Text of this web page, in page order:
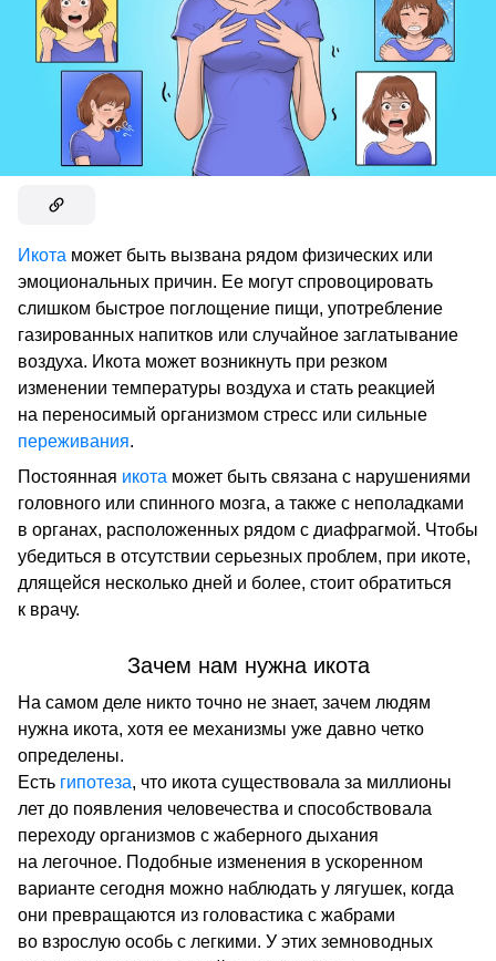
Икота может быть вызвана рядом физических или
эмоциональных причин. Ее могут спровоцировать
слишком быстрое поглощение пищи, употребление
газированных напитков или случайное заглатывание
воздуха. Икота может возникнуть при резком
изменении температуры воздуха и стать реакцией
на переносимый организмом стресс или сильные
переживания.
Постоянная икота может быть связана с нарушениями
головного или спинного мозга, а также с неполадками
в органах, расположенных рядом с диафрагмой. Чтобы
убедиться в отсутствии серьезных проблем, при икоте,
длящейся несколько дней и более, стоит обратиться
к врачу.
Зачем нам нужна икота
На самом деле никто точно не знает, зачем людям
нужна икота, хотя ее механизмы уже давно четко
определены.
Есть гипотеза, что икота существовала за миллионы
лет до появления человечества и способствовала
переходу организмов с жаберного дыхания
на легочное. Подобные изменения в ускоренном
варианте сегодня можно наблюдать у лягушек, когда
они превращаются из головастика с жабрами
во взрослую особь с легкими. У этих земноводных